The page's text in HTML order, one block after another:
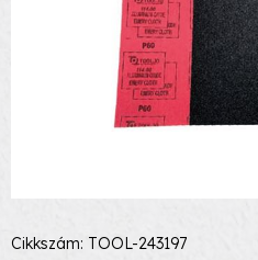
Cikkszám: TOOL-243197